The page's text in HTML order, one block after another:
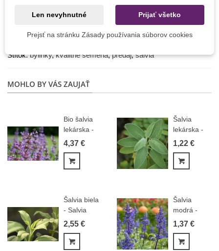
A po celý rok môžete doma na parapete pestovaťexotické
rastliny– skúste si zo semienka vypestovať citrusy,
Štítok:bylinky,kvalitné semená,predaj,šalvia
MOHLO BY VÁS ZAUJAŤ
Bio šalvia
lekárska -
Salvia...
4,37 €
Pridať do košíka
Šalvia
lekárska -
Salvia
1,22 €
Šalvia biela
- Salvia
apiana -
2,55 €
Pridať do košíka
Šalvia
modrá -
Salvia
-...
1,37 €
Len nevyhnutné Prijať všetko
Prejsť na stránku Zásady používania súborov cookies